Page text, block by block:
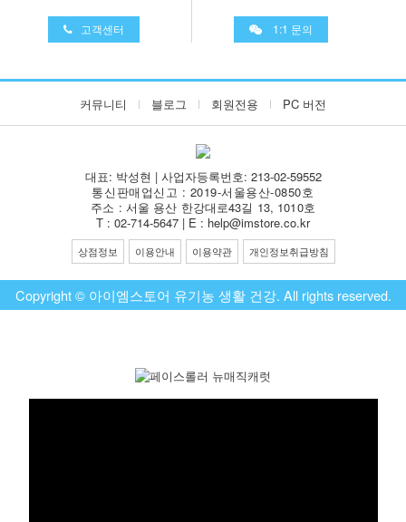
고객센터 1:1 문의
커뮤니티 블로그 회원전용 PC 버전
대표: 박성현 | 사업자등록번호: 213-02-59552
통신판매업신고 : 2019-서울용산-0850호
주소 : 서울 용산 한강대로43길 13, 1010호
T : 02-714-5647 | E : help@imstore.co.kr
상점정보 이용안내 이용약관 개인정보취급방침
Copyright © 아이엠스토어 유기농 생활 건강. All rights reserved.